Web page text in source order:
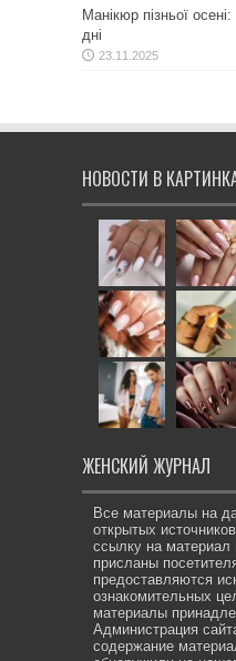
Манікюр пізньої
дні
23.11.2025
НОВОСТИ В
ЖЕНСКИЙ ЖУРНАЛ
Все материалы на
открытых
ссылку на материал
присланы
предоставляются
ознакомительных
материалы
Администрация
содержание